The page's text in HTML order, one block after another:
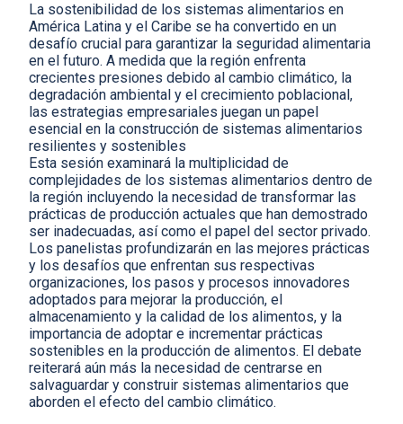
La sostenibilidad de los sistemas alimentarios en
América Latina y el Caribe se ha convertido en un
desafío crucial para garantizar la seguridad alimentaria
en el futuro. A medida que la región enfrenta
crecientes presiones debido al cambio climático, la
degradación ambiental y el crecimiento poblacional,
las estrategias empresariales juegan un papel
esencial en la construcción de sistemas alimentarios
resilientes y sostenibles
Esta sesión examinará la multiplicidad de
complejidades de los sistemas alimentarios dentro de
la región incluyendo la necesidad de transformar las
prácticas de producción actuales que han demostrado
ser inadecuadas, así como el papel del sector privado.
Los panelistas profundizarán en las mejores prácticas
y los desafíos que enfrentan sus respectivas
organizaciones, los pasos y procesos innovadores
adoptados para mejorar la producción, el
almacenamiento y la calidad de los alimentos, y la
importancia de adoptar e incrementar prácticas
sostenibles en la producción de alimentos. El debate
reiterará aún más la necesidad de centrarse en
salvaguardar y construir sistemas alimentarios que
aborden el efecto del cambio climático.